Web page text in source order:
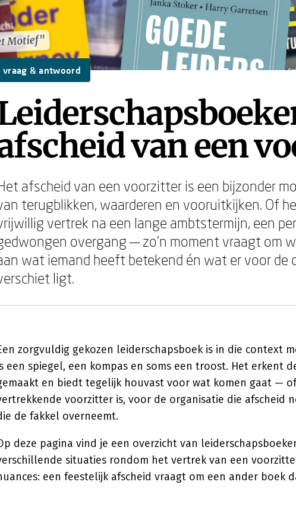
Motief"
Motief"
vraag & antwoord
van een
afscheid van een voorzitter is een bijzonder
terugblikken, waarderen en vooruitkijken. Of
vertrek na een lange ambtstermijn, een
overgang — zo'n moment vraagt om
wat iemand heeft betekend én wat er voor de
ligt.
zorgvuldig gekozen leiderschapsboek is in die context
een spiegel, een kompas en soms een troost. Het erkent
en biedt tegelijk houvast voor wat komen gaat —
voorzitter is, voor de organisatie die afscheid
de fakkel overneemt.
deze pagina vind je een overzicht van
situaties rondom het vertrek van een
een feestelijk afscheid vraagt om een ander boek